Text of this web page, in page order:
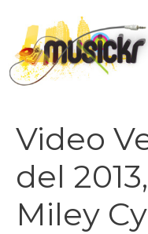
contenuto
Video
del
Miley